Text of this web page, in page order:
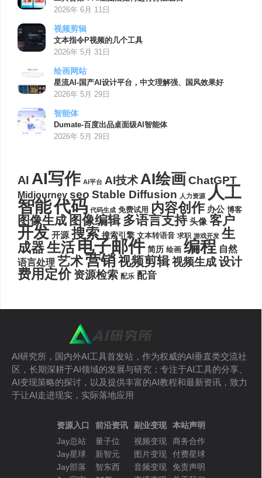
2026年 6月 11日
视频剪辑
文本指令P视频的几个工具
2026年 5月 31日
绘画网站
星流AI-国产AI设计平台，中文理解强、国风效果好
2026年 5月 29日
智能体
Dumate-百度出品桌面级AI智能体
2026年 5月 29日
AI AI写作 AI平台 AI技术AI绘画ChatGPT
Midjourney seo Stable Diffusion 人力资源 人工
智能代码 代码生成 免费试用 内容创作 办公 博客
图像生成 图像编辑 多语言支持 头像 客户
开发 开源 搜索 搜索引擎 文本转语音 求职 游戏开发 生
成器生活电子邮件 简历 绘画 编程 自然
语言处理 艺术营销视频剪辑视频生成设计
费用定价 资源检索 配乐 配音
AI研究所，国内外AI工具首发站，作为权威的AI垂直类交流社
区，长期深耕于AI领域的发展与研究；专注于AI工具的分享、
AI变现策略的探讨，以及提供丰富的AI教程和最新资讯，致力
于让AI走进现实，实际落地应用
资源入口
Jay总站
Jay星球
Jay部落
前沿资讯
量子位
新智元
智东西
副业变现
视频变现
图片变现
音频变现
本站声明
商务合作
付费星球
免责声明